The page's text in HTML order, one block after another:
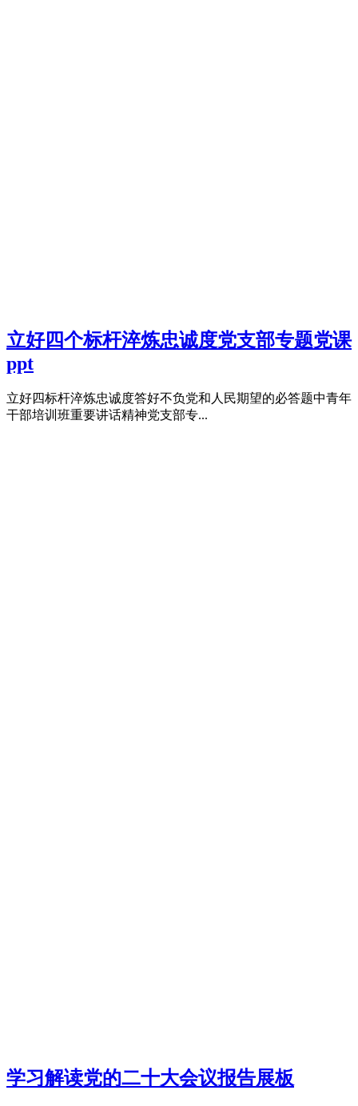
立好四个标杆淬炼忠诚度党支部专题党课
ppt
立好四标杆淬炼忠诚度答好不负党和人民期望的必答题中青年
干部培训班重要讲话精神党支部专...
学习解读党的二十大会议报告展板